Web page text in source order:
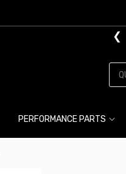
❮
PERFORMANCE PARTS